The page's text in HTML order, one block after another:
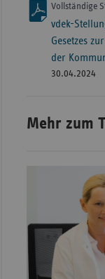
Vollständige
vdek-
Gesetzes
der
30.04.2024
Mehr zum